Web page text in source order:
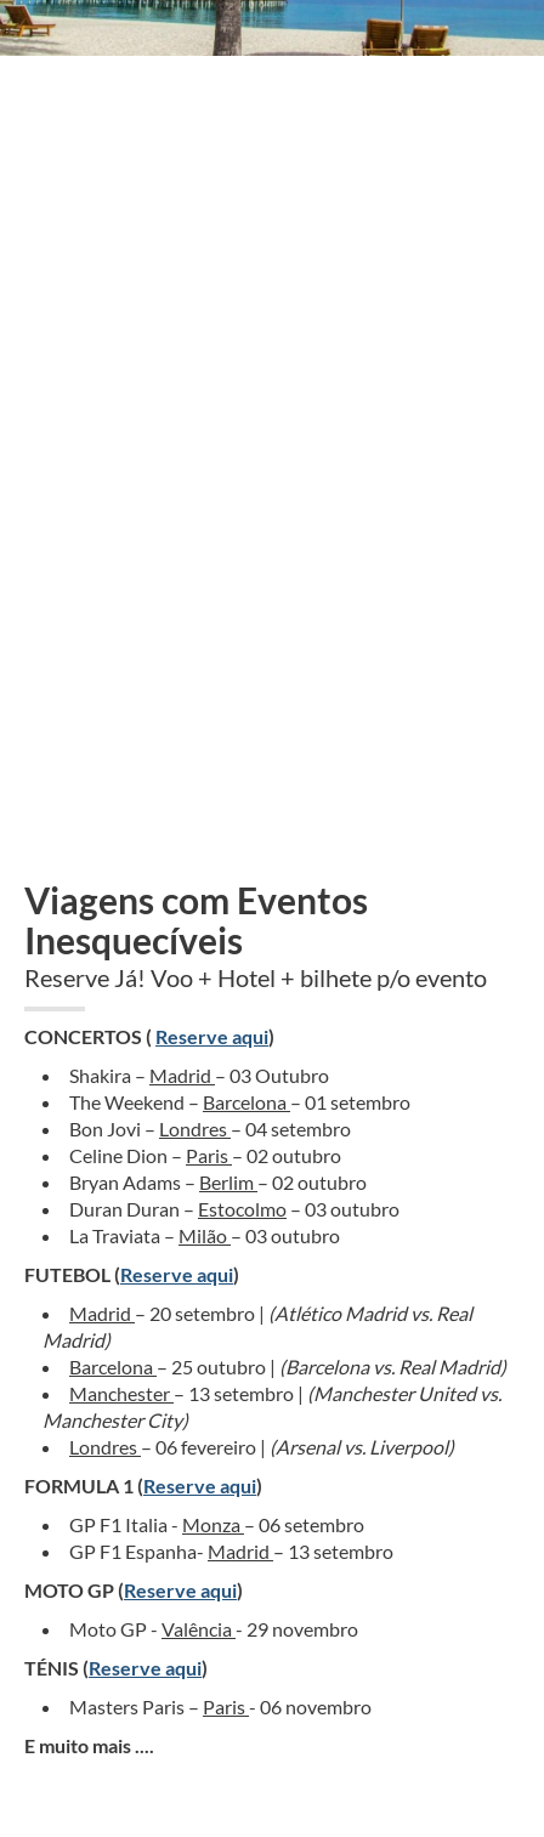
Viagens com Eventos
Inesquecíveis
Reserve Já! Voo + Hotel + bilhete p/o evento
CONCERTOS ( Reserve aqui)
Shakira – Madrid – 03 Outubro
The Weekend – Barcelona – 01 setembro
Bon Jovi – Londres – 04 setembro
Celine Dion – Paris – 02 outubro
Bryan Adams – Berlim – 02 outubro
Duran Duran – Estocolmo – 03 outubro
La Traviata – Milão – 03 outubro
FUTEBOL (Reserve aqui)
Madrid – 20 setembro | (Atlético Madrid vs. Real
Madrid)
Barcelona – 25 outubro | (Barcelona vs. Real Madrid)
Manchester – 13 setembro | (Manchester United vs.
Manchester City)
Londres – 06 fevereiro | (Arsenal vs. Liverpool)
FORMULA 1 (Reserve aqui)
GP F1 Italia - Monza – 06 setembro
GP F1 Espanha- Madrid – 13 setembro
MOTO GP (Reserve aqui)
Moto GP - Valência- 29 novembro
TÉNIS (Reserve aqui)
Masters Paris – Paris- 06 novembro
E muito mais ....